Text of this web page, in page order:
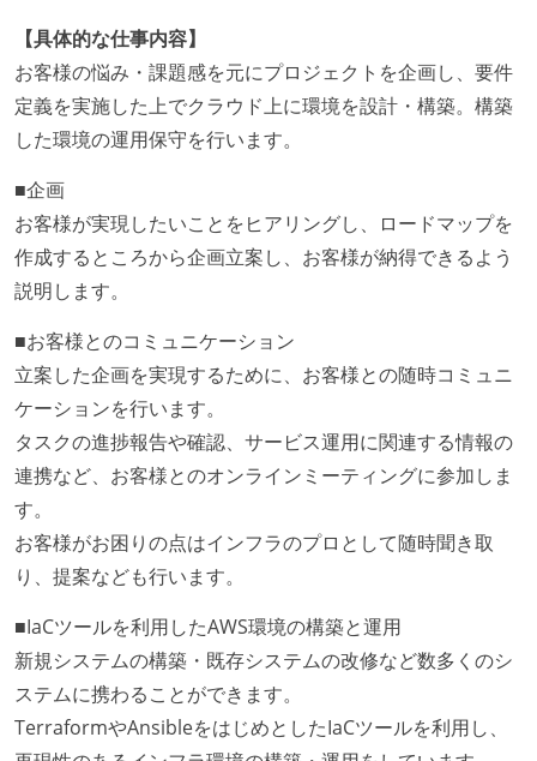
【具体的な仕事内容】
お客様の悩み・課題感を元にプロジェクトを企画し、要件
定義を実施した上でクラウド上に環境を設計・構築。構築
した環境の運用保守を行います。
■企画
お客様が実現したいことをヒアリングし、ロードマップを
作成するところから企画立案し、お客様が納得できるよう
説明します。
■お客様とのコミュニケーション
立案した企画を実現するために、お客様との随時コミュニ
ケーションを行います。
タスクの進捗報告や確認、サービス運用に関連する情報の
連携など、お客様とのオンラインミーティングに参加しま
す。
お客様がお困りの点はインフラのプロとして随時聞き取
り、提案なども行います。
■IaCツールを利用したAWS環境の構築と運用
新規システムの構築・既存システムの改修など数多くのシ
ステムに携わることができます。
TerraformやAnsibleをはじめとしたIaCツールを利用し、